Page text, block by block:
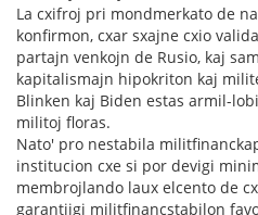
La cxifroj pri mondmerkato de
konfirmon, cxar sxajne cxio
partajn venkojn de Rusio, kaj
kapitalismajn hipokriton kaj
Blinken kaj Biden estas armil-
militoj floras.
Nato' pro nestabila
institucion cxe si por devigi
membrojlando laux elcento de
garantiigi militfinancstabilon